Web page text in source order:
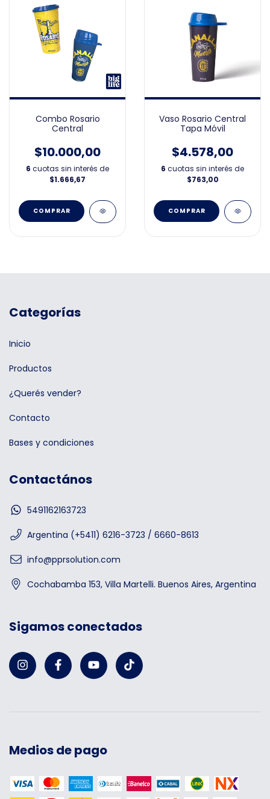
Combo Rosario
Central
$10.000,00
6 cuotas sin interés de
$1.666,67
Vaso Rosario Central
Tapa Móvil
$4.578,00
6 cuotas sin interés de
$763,00
Categorías
Inicio
Productos
¿Querés vender?
Contacto
Bases y condiciones
Contactános
5491162163723
Argentina (+5411) 6216-3723 / 6660-8613
info@pprsolution.com
Cochabamba 153, Villa Martelli. Buenos Aires, Argentina
Sigamos conectados
Medios de pago